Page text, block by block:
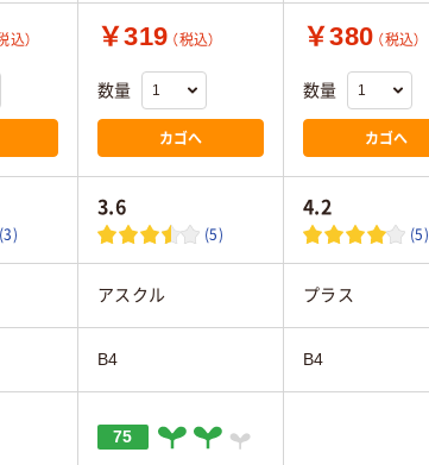
込） ￥319 （税込）
数量
カゴへ
￥380 （税込）
数量
カゴへ
(3)
3.6
(5)
4.2
(5)
アスクル プラス
B4 B4
75